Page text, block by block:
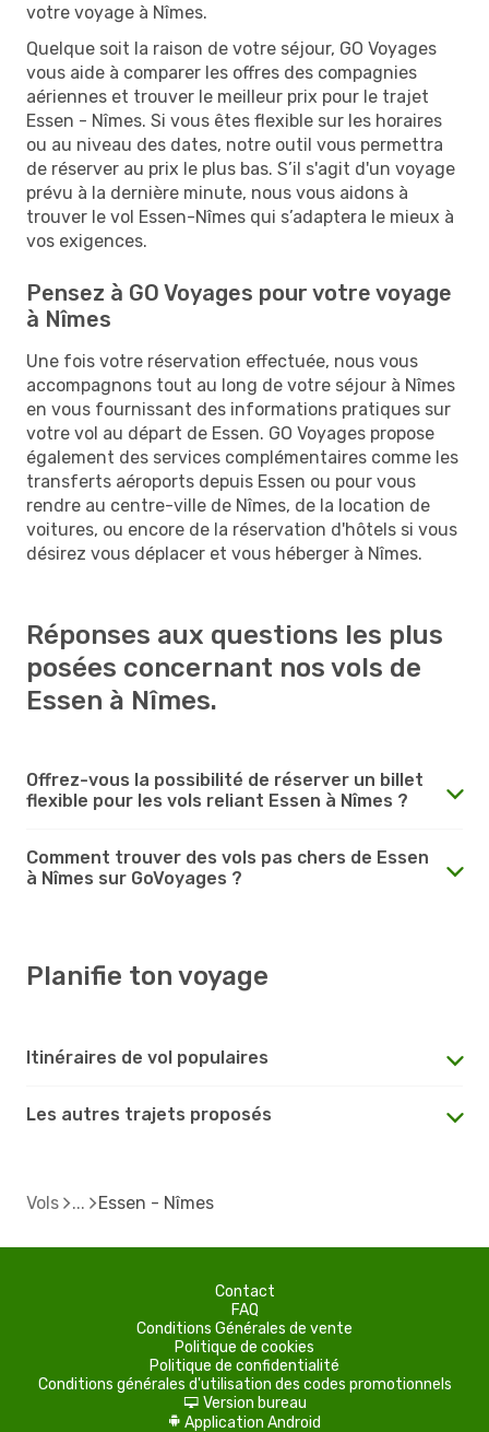
votre voyage à Nîmes.
Quelque soit la raison de votre séjour, GO Voyages
vous aide à comparer les offres des compagnies
aériennes et trouver le meilleur prix pour le trajet
Essen - Nîmes. Si vous êtes flexible sur les horaires
ou au niveau des dates, notre outil vous permettra
de réserver au prix le plus bas. S’il s'agit d'un voyage
prévu à la dernière minute, nous vous aidons à
trouver le vol Essen-Nîmes qui s’adaptera le mieux à
vos exigences.
Pensez à GO Voyages pour votre voyage
à Nîmes
Une fois votre réservation effectuée, nous vous
accompagnons tout au long de votre séjour à Nîmes
en vous fournissant des informations pratiques sur
votre vol au départ de Essen. GO Voyages propose
également des services complémentaires comme les
transferts aéroports depuis Essen ou pour vous
rendre au centre-ville de Nîmes, de la location de
voitures, ou encore de la réservation d'hôtels si vous
désirez vous déplacer et vous héberger à Nîmes.
Réponses aux questions les plus
posées concernant nos vols de
Essen à Nîmes.
Offrez-vous la possibilité de réserver un billet
flexible pour les vols reliant Essen à Nîmes ?
Comment trouver des vols pas chers de Essen
à Nîmes sur GoVoyages ?
Planifie ton voyage
Itinéraires de vol populaires
Les autres trajets proposés
Vols Essen - Nîmes
Contact
FAQ
Conditions Générales de vente
Politique de cookies
Politique de confidentialité
Conditions générales d'utilisation des codes promotionnels
d Version bureau
A Application Android